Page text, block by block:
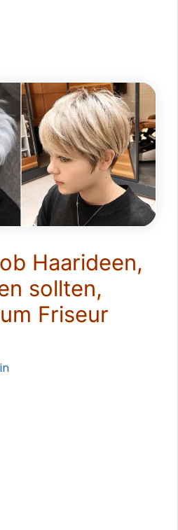
Haarideen,
sollten,
Friseur